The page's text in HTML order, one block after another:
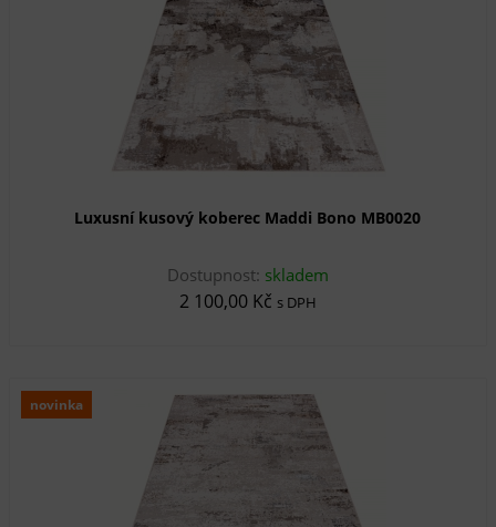
Luxusní kusový koberec Maddi Bono MB0020
Dostupnost: skladem
2 100,00 Kč s DPH
novinka